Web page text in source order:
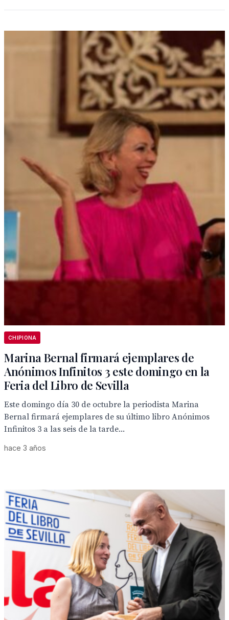
CHIPIONA
Marina Bernal firmará ejemplares de
Anónimos Infinitos 3 este domingo en la
Feria del Libro de Sevilla
Este domingo día 30 de octubre la periodista Marina
Bernal firmará ejemplares de su último libro Anónimos
Infinitos 3 a las seis de la tarde...
hace 3 años